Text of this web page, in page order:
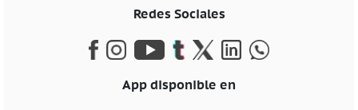
Redes Sociales
App disponible en